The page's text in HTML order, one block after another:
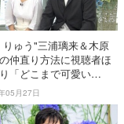
りゅう"三浦璃来＆木原
仲直り方法に視聴者ほ
「どこまで可愛い
IVEレイの"下積みエピ
"にも驚きの声【日曜日
学】
05月27日